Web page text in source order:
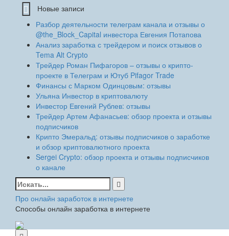
Новые записи
Разбор деятельности телеграм канала и отзывы о
@the_Block_Capital инвестора Евгения Потапова
Анализ заработка с трейдером и поиск отзывов о
Tema Alt Crypto
Трейдер Роман Пифагоров – отзывы о крипто-
проекте в Телеграм и Ютуб Pifagor Trade
Финансы с Марком Одинцовым: отзывы
Ульяна Инвестор в криптовалюту
Инвестор Евгений Рублев: отзывы
Трейдер Артем Афанасьев: обзор проекта и отзывы
подписчиков
Крипто Эмеральд: отзывы подписчиков о заработке
и обзор криптовалютного проекта
Sergei Crypto: обзор проекта и отзывы подписчиков
о канале
Найти:
Про онлайн заработок в интернете
Способы онлайн заработка в интернете